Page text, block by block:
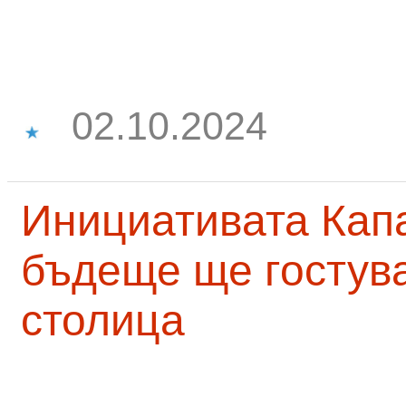
02.10.2024
Инициативата
бъдеще ще
столица